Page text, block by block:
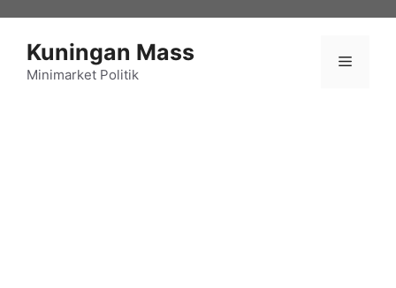
Kuningan Mass
Minimarket Politik
Menu